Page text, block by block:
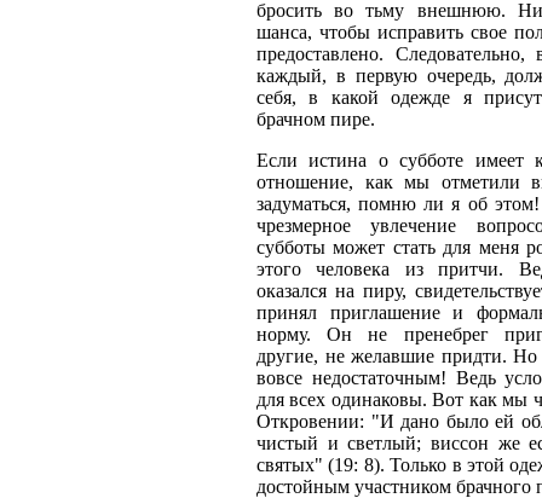
бросить во тьму внешнюю.
шанса, чтобы исправить свое
предоставлено.
каждый, в первую очередь,
себя, в какой одежде я
брачном пире.
Если истина о субботе имеет
отношение, как мы отметили
задуматься, помню ли я об
чрезмерное увлечение
субботы может стать для меня
этого человека из притчи.
оказался на пиру,
принял приглашение и
норму. Он не пренебрег
другие, не желавшие придти. Но
вовсе недостаточным! Ведь
для всех одинаковы. Вот как мы
Откровении: "И дано было ей
чистый и светлый; виссон же
святых" (19: 8). Только в этой
достойным участником брачного